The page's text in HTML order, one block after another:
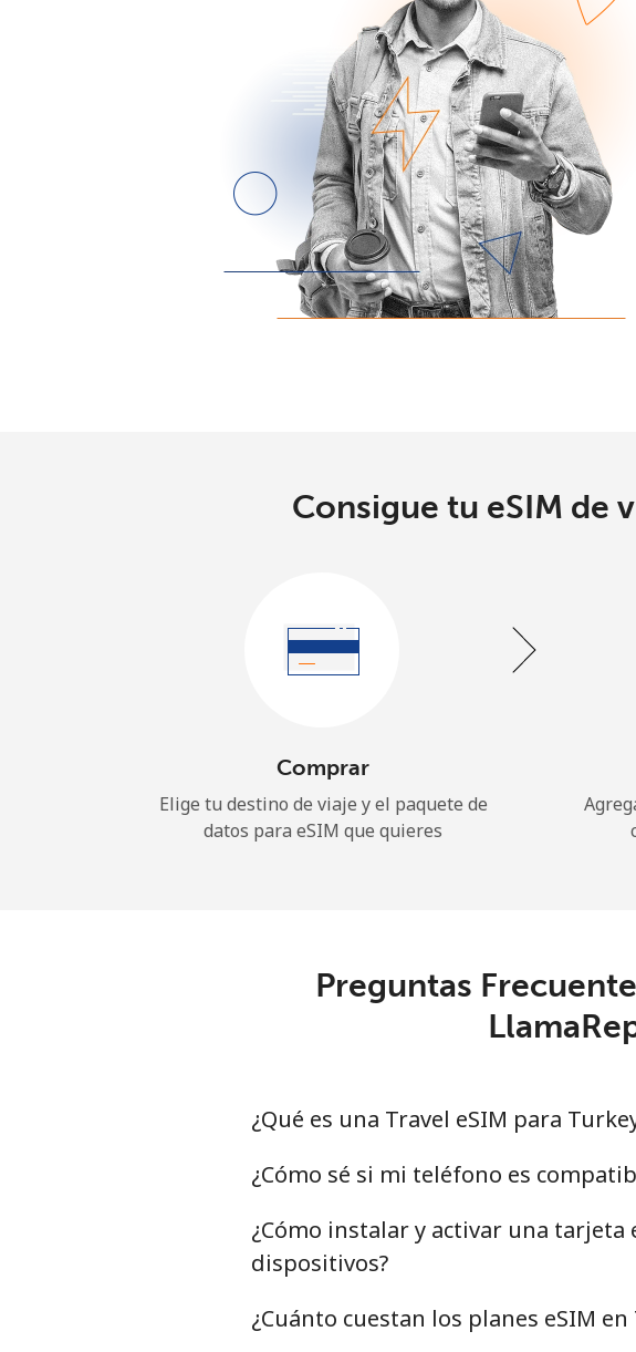
Consigue tu eSIM de
Comprar
Elige tu destino de viaje y el paquete de
datos para eSIM que quieres
Preguntas
¿Qué es una Travel eSIM para
¿Cómo sé si mi teléfono es
¿Cómo instalar y activar una
dispositivos?
¿Cuánto cuestan los planes eSIM